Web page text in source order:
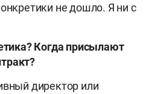
не дошло. Я ни с
Когда присылают
директор или